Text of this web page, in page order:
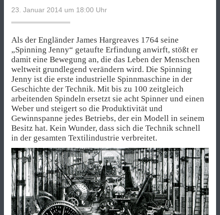
23. Januar 2014 um 18:00 Uhr
Als der Engländer James Hargreaves 1764 seine
„Spinning Jenny“ getaufte Erfindung anwirft, stößt er
damit eine Bewegung an, die das Leben der Menschen
weltweit grundlegend verändern wird. Die Spinning
Jenny ist die erste industrielle Spinnmaschine in der
Geschichte der Technik. Mit bis zu 100 zeitgleich
arbeitenden Spindeln ersetzt sie acht Spinner und einen
Weber und steigert so die Produktivität und
Gewinnspanne jedes Betriebs, der ein Modell in seinem
Besitz hat. Kein Wunder, dass sich die Technik schnell
in der gesamten Textilindustrie verbreitet.